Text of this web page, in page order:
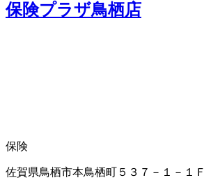
保険プラザ鳥栖店
保険
佐賀県鳥栖市本鳥栖町５３７－１－１Ｆ